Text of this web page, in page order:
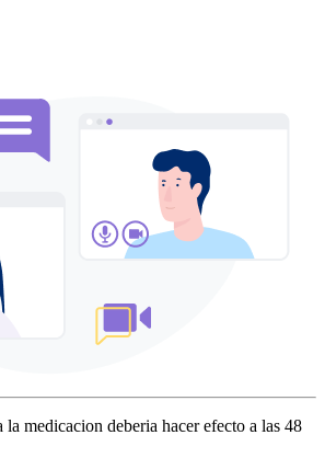
medicacion deberia hacer efecto a las 48